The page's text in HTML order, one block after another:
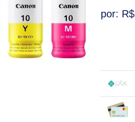
por: R$